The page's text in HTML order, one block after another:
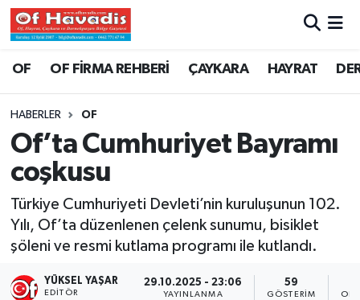
OF OF FİRMA REHBERİ ÇAYKARA HAYRAT
HABERLER OF
Of’ta Cumhuriyet Bayramı
coşkusu
Türkiye Cumhuriyeti Devleti’nin kuruluşunun 102.
Yılı, Of’ta düzenlenen çelenk sunumu, bisiklet
şöleni ve resmi kutlama programı ile kutlandı.
YÜKSEL YAŞAR
EDITÖR
29.10.2025 - 23:06
YAYINLANMA
59
GÖSTERIM
Trabzon Nöbetçi Eczaneler
Trabzon Namaz Vakitleri
Trabzon Trafik Yoğunluk Haritası
Süper Lig Puan Durumu ve Fikstür